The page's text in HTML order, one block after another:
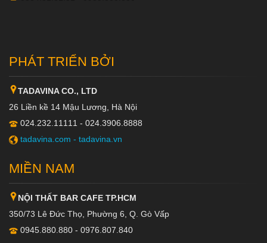
PHÁT TRIỂN BỞI
TADAVINA CO., LTD
26 Liền kề 14 Mậu Lương, Hà Nội
024.232.11111 - 024.3906.8888
tadavina.com - tadavina.vn
MIỀN NAM
NỘI THẤT BAR CAFE TP.HCM
350/73 Lê Đức Thọ, Phường 6, Q. Gò Vấp
0945.880.880 - 0976.807.840